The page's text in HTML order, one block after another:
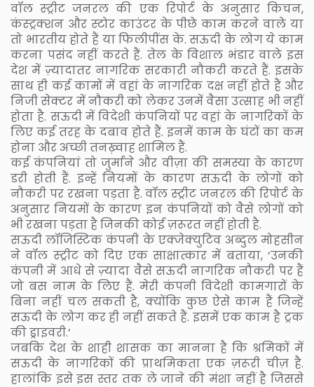
वॉल स्ट्रीट जनरल की एक रिपोर्ट के अनुसार किचन,
कंस्ट्रक्शन और स्टोर काउंटर के पीछे काम करने वाले या
तो भारतीय होते हैं या फिलीपींस के. सऊदी के लोग ये काम
करना पसंद नहीं करते हैं. तेल के विशाल भंडार वाले इस
देश में ज़्यादातर नागरिक सरकारी नौकरी करते हैं. इसके
साथ ही कई कामों में वहां के नागरिक दक्ष नहीं होते हैं और
निजी सेक्टर में नौकरी को लेकर उनमें वैसा उत्साह भी नहीं
होता है. सऊदी में विदेशी कंपनियों पर वहां के नागरिकों के
लिए कई तरह के दबाव होते हैं. इनमें काम के घंटों का कम
होना और अच्छी तनख़्वाह शामिल हैं.
कई कंपनियां तो जुर्माने और वीज़ा की समस्या के कारण
डरी होती हैं. इन्हें नियमों के कारण सऊदी के लोगों को
नौकरी पर रखना पड़ता है. वॉल स्ट्रीट जनरल की रिपोर्ट के
अनुसार नियमों के कारण इन कंपनियों को वैसे लोगों को
भी रखना पड़ता है जिनकी कोई ज़रूरत नहीं होती है.
सऊदी लॉजिस्टिक कंपनी के एक्जेक्युटिव अब्दुल मोहसीन
ने वॉल स्ट्रीट को दिए एक साक्षात्कार में बताया, ‘उनकी
कंपनी में आधे से ज़्यादा वैसे सऊदी नागरिक नौकरी पर हैं
जो बस नाम के लिए हैं. मेरी कंपनी विदेशी कामगारों के
बिना नहीं चल सकती है, क्योंकि कुछ ऐसे काम हैं जिन्हें
सऊदी के लोग कर ही नहीं सकते हैं. इसमें एक काम है ट्रक
की ड्राइवरी.’
जबकि देश के शाही शासक का मानना है कि श्रमिकों में
सऊदी के नागरिकों की प्राथमिकता एक ज़रूरी चीज़ है.
हालांकि इसे इस स्तर तक ले जाने की मंशा नहीं है जिससे